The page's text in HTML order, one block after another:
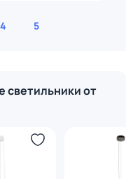
4 5
светильники от